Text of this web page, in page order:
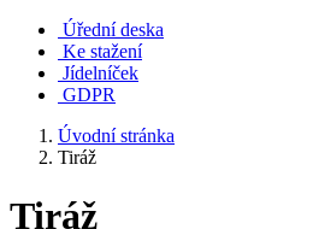
Úřední deska
Ke stažení
Jídelníček
GDPR
Úvodní stránka
Tiráž
Tiráž